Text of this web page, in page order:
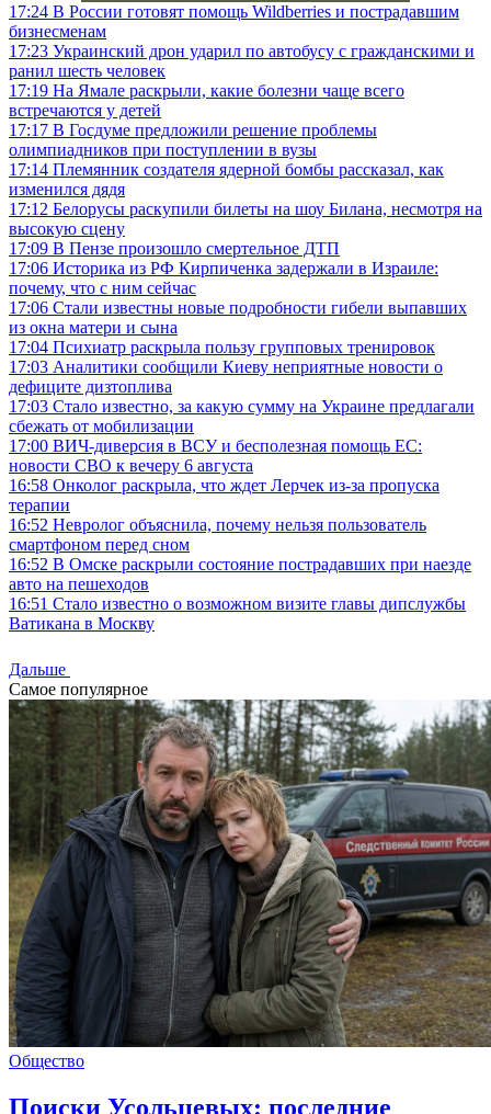
17:24 В России готовят помощь Wildberries и пострадавшим
бизнесменам
17:23 Украинский дрон ударил по автобусу с гражданскими и
ранил шесть человек
17:19 На Ямале раскрыли, какие болезни чаще всего
встречаются у детей
17:17 В Госдуме предложили решение проблемы
олимпиадников при поступлении в вузы
17:14 Племянник создателя ядерной бомбы рассказал, как
изменился дядя
17:12 Белорусы раскупили билеты на шоу Билана, несмотря на
высокую сцену
17:09 В Пензе произошло смертельное ДТП
17:06 Историка из РФ Кирпиченка задержали в Израиле:
почему, что с ним сейчас
17:06 Стали известны новые подробности гибели выпавших
из окна матери и сына
17:04 Психиатр раскрыла пользу групповых тренировок
17:03 Аналитики сообщили Киеву неприятные новости о
дефиците дизтоплива
17:03 Стало известно, за какую сумму на Украине предлагали
сбежать от мобилизации
17:00 ВИЧ-диверсия в ВСУ и бесполезная помощь ЕС:
новости СВО к вечеру 6 августа
16:58 Онколог раскрыла, что ждет Лерчек из-за пропуска
терапии
16:52 Невролог объяснила, почему нельзя пользователь
смартфоном перед сном
16:52 В Омске раскрыли состояние пострадавших при наезде
авто на пешеходов
16:51 Стало известно о возможном визите главы дипслужбы
Ватикана в Москву
Дальше
Самое популярное
Общество
Поиски Усольцевых: последние